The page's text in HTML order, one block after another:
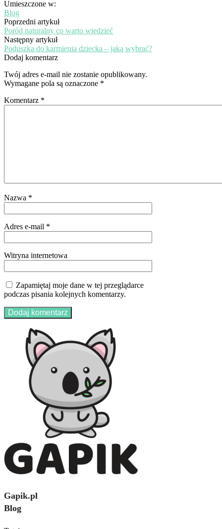
Umieszczone w:
Blog
Poprzedni artykuł
Poród naturalny co warto wiedzieć
Następny artykuł
Poduszka do karmienia dziecka – jaką wybrać?
Dodaj komentarz
Twój adres e-mail nie zostanie opublikowany.
Wymagane pola są oznaczone *
Komentarz *
Nazwa *
Adres e-mail *
Witryna internetowa
Zapamiętaj moje dane w tej przeglądarce
podczas pisania kolejnych komentarzy.
Gapik.pl
Blog